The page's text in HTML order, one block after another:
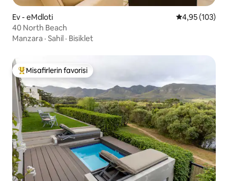
Ev - eMdloti 5 üzerinden
4,95 (103)
40 North Beach
Manzara · Sahil · Bisiklet
Misafirlerin favorilerinden en beğenilenler arasında
Misafirlerin favorisi